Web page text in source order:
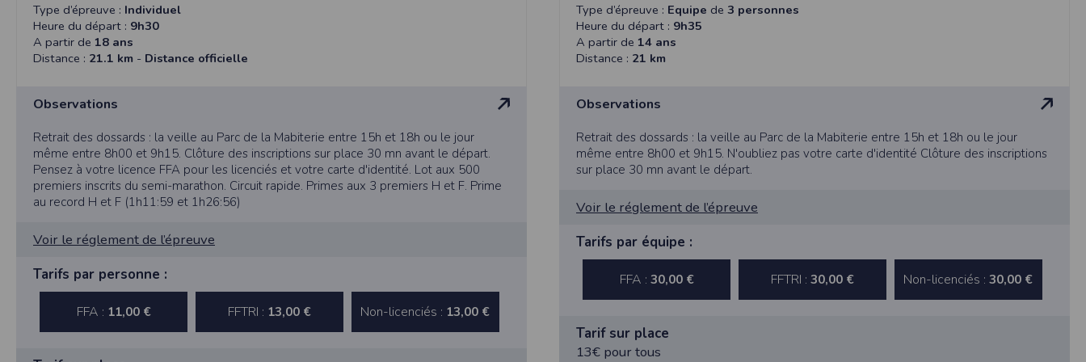
Type d’épreuve : Individuel
Heure du départ : 9h30
A partir de 18 ans
Distance : 21.1 km - Distance officielle
Observations
Retrait des dossards : la veille au Parc de la Mabiterie entre 15h et 18h ou le jour
même entre 8h00 et 9h15. Clôture des inscriptions sur place 30 mn avant le départ.
Pensez à votre licence FFA pour les licenciés et votre carte d'identité. Lot aux 500
premiers inscrits du semi-marathon. Circuit rapide. Primes aux 3 premiers H et F. Prime
au record H et F (1h11:59 et 1h26:56)
Voir le réglement de l’épreuve
Tarifs par personne :
FFA : 11,00 € FFTRI : 13,00 € Non-licenciés : 13,00 €
Type d’épreuve : Equipe de 3 personnes
Heure du départ : 9h35
A partir de 14 ans
Distance : 21 km
Observations
Retrait des dossards : la veille au Parc de la Mabiterie entre 15h et 18h ou le jour
même entre 8h00 et 9h15. N'oubliez pas votre carte d'identité Clôture des inscriptions
sur place 30 mn avant le départ.
Voir le réglement de l’épreuve
Tarifs par équipe :
FFA : 30,00 € FFTRI : 30,00 € Non-licenciés :30,00 €
Tarif sur place
13€ pour tous
Dans votre navigateur, choisissez le menu
Cliquez sur
Cliquez sur
Google Chrome
Confidentialité
Politique d'utilisation des cookies
Un cookie est un petit fichier texte envoyé à votre navigateur depuis nos serveurs, que vous utilisiez un ordinateur, une tablette ou un smartphone.
Nous utilisons les cookies à diverses fins : nous les employons pour vous identifier de page en page lorsque vous disposez d'un compte membre, retenir
certaines de vos préférences ou encore compter les visiteurs d'une page.
RGPD
Timepulse se conforme à la nouvelle directive européenne : La RGPD A ce titre, un DPO a été nommé : contact@timepulse.run
La collecte et la conservation des données
Conformément à la loi du 6 janvier 1978 relative à l'informatique et aux libertés, modifiée en août 2004, le présent site à été déclaré à la Commission Nationale de
l'Informatique et des Libertés sous le numéro 2011834.
Les données identifiées comme étant obligatoires lors de l'inscription sont nécessaires aux fins de bénéficier des fonctionnalités du site. Les données
collectées automatiquement par le site nous permettent d'effectuer des statistiques quant à la consultation de ses pages web, et d'effectuer une localisation
géographique partielle des utilisateurs. Les données collectées et ultérieurement traitées par nos soins sont celles que vous nous transmettez volontairement